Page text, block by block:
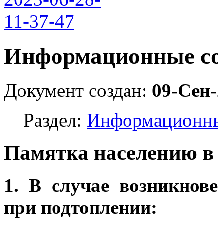
Информационные
Документ создан: 09-
Раздел:
Памятка населению
1. В случае
при подтоплении: